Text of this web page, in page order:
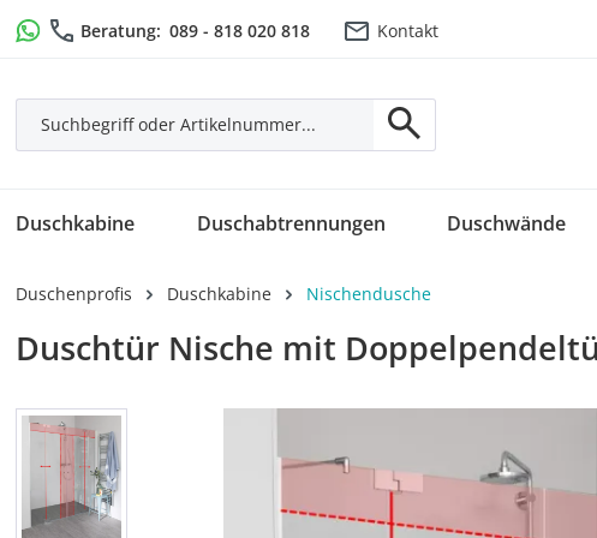
Hauptinhalt springen
Zur Suche springen
Zur Hauptnavigation springen
Beratung: 089 - 818 020 818 Kontakt
Duschkabine Duschabtrennungen Duschwände
Duschenprofis Duschkabine Nischendusche
Duschtür Nische mit
Bildergalerie überspringen